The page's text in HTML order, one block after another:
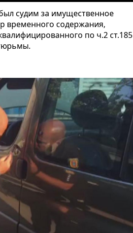
судим за имущественное
временного содержания,
по ч.2 ст.185